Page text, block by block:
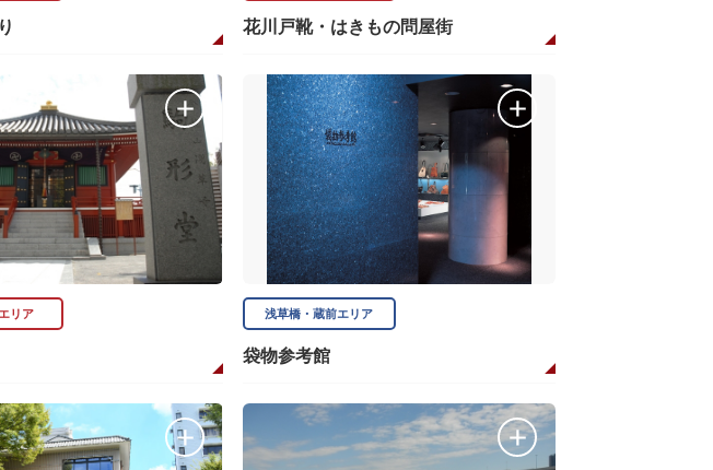
花川戸靴・はきもの問屋街
リア 浅草橋・蔵前エリア
袋物参考館